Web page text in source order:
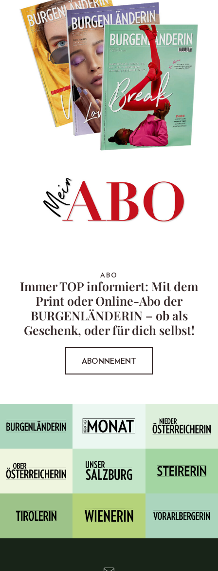
ABO
Immer TOP informiert: Mit dem
Print oder Online-Abo der
BURGENLÄNDERIN – ob als
Geschenk, oder für dich selbst!
ABONNEMENT